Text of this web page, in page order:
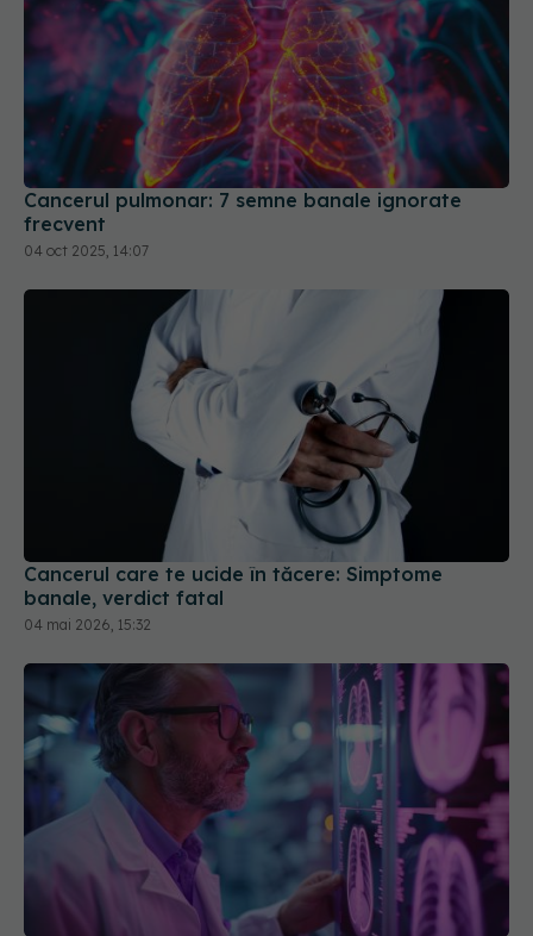
Cancerul pulmonar: 7 semne banale ignorate
frecvent
04 oct 2025, 14:07
Cancerul care te ucide în tăcere: Simptome
banale, verdict fatal
04 mai 2026, 15:32